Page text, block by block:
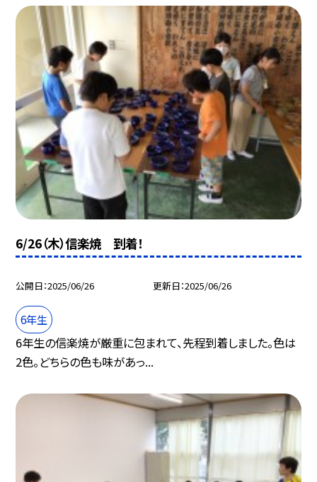
6/26（木）信楽焼 到着！
公開日 2025/06/26 更新日 2025/06/26
6年生
6年生の信楽焼が厳重に包まれて、先程到着しました。色は
2色。どちらの色も味があっ...